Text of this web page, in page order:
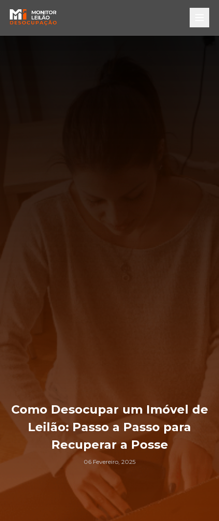
Como Desocupar um Imóvel de
Leilão: Passo a Passo para
Recuperar a Posse
06 Fevereiro, 2025